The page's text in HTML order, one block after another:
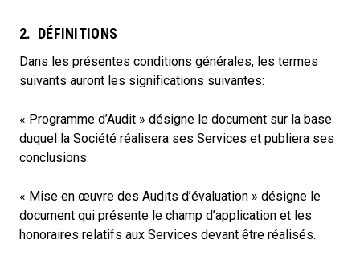
2. DÉFINITIONS
Dans les présentes conditions générales, les termes
suivants auront les significations suivantes:
« Programme d’Audit » désigne le document sur la base
duquel la Société réalisera ses Services et publiera ses
conclusions.
« Mise en œuvre des Audits d’évaluation » désigne le
document qui présente le champ d’application et les
honoraires relatifs aux Services devant être réalisés.